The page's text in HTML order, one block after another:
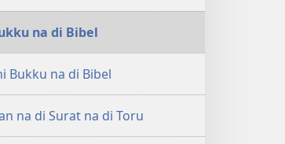
Naeng
Mangolu
di
Tano
na
Imbaru
Naeng
Mangolu
di
Tano
na
Imbaru
na di Bibel
Bukku na di Bibel
na di Surat na di Toru